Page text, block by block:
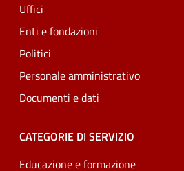
Uffici
Enti e fondazioni
Politici
Personale amministrativo
Documenti e dati
CATEGORIE DI SERVIZIO
Educazione e formazione